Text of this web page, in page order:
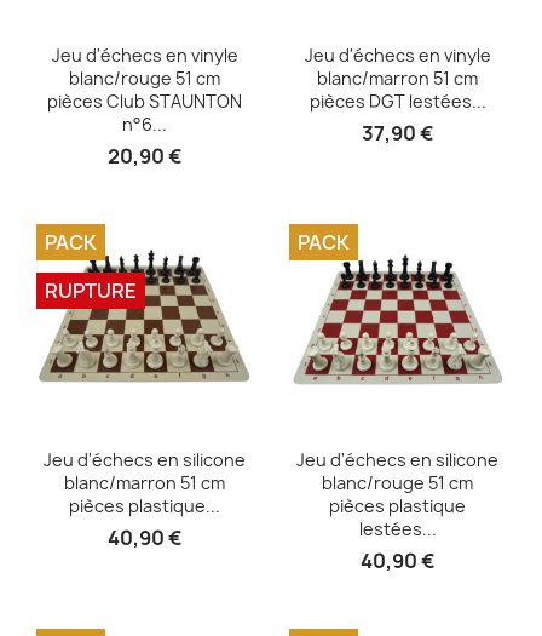
Aperçu rapide
Jeu d'échecs en vinyle
blanc/rouge 51 cm
pièces Club STAUNTON
n°6...
20,90 €
Aperçu rapide
Jeu d'échecs en vinyle
blanc/marron 51 cm
pièces DGT lestées...
37,90 €
Aperçu rapide
Jeu d'échecs en silicone
blanc/marron 51 cm
pièces plastique...
40,90 €
PACK
RUPTURE
Aperçu rapide
Jeu d'échecs en silicone
blanc/rouge 51 cm
pièces plastique
lestées...
40,90 €
PACK